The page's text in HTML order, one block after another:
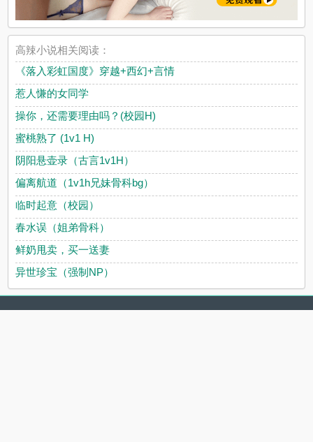
高辣小说相关阅读：
《落入彩虹国度》穿越+西幻+言情
惹人慊的女同学
操你，还需要理由吗？(校园H)
蜜桃熟了 (1v1 H)
阴阳悬壶录（古言1v1H）
偏离航道（1v1h兄妹骨科bg）
临时起意（校园）
春水误（姐弟骨科）
鲜奶甩卖，买一送妻
异世珍宝（强制NP）